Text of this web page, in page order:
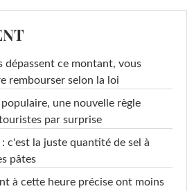
dépassent ce montant, vous
rembourser selon la loi
une nouvelle règle
par surprise
c'est la juste quantité de sel à
pâtes
à cette heure précise ont moins